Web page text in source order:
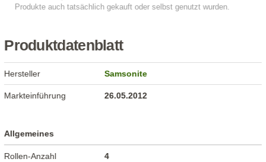
Produktdatenblatt
Hersteller Samsonite
Markteinführung 26.05.2012
Allgemeines
Rollen-Anzahl 4